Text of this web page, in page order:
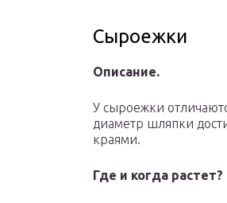
Сыроежки
Описание.
У сыроежки
диаметр шляпки
краями.
Где и когда растет?